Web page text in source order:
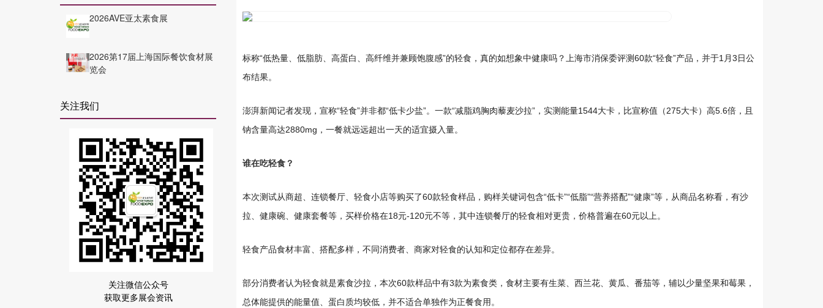
标称“低热量、低脂肪、高蛋白、高纤维并兼顾饱腹感”的轻食，真的如想象中健康吗？上海市消保委评测60款“轻食”产品，并于1月3日公
布结果。
澎湃新闻记者发现，宣称“轻食”并非都“低卡少盐”。一款“减脂鸡胸肉藜麦沙拉”，实测能量1544大卡，比宣称值（275大卡）高5.6倍，且
钠含量高达2880mg，一餐就远远超出一天的适宜摄入量。
谁在吃轻食？
本次测试从商超、连锁餐厅、轻食小店等购买了60款轻食样品，购样关键词包含“低卡”“低脂”“营养搭配”“健康”等，从商品名称看，有沙
拉、健康碗、健康套餐等，买样价格在18元-120元不等，其中连锁餐厅的轻食相对更贵，价格普遍在60元以上。
轻食产品食材丰富、搭配多样，不同消费者、商家对轻食的认知和定位都存在差异。
部分消费者认为轻食就是素食沙拉，本次60款样品中有3款为素食类，食材主要有生菜、西兰花、黄瓜、番茄等，辅以少量坚果和莓果，
总体能提供的能量值、蛋白质均较低，并不适合单独作为正餐食用。
2026AVE亚太素食展
2026第17届上海国际餐饮食材展
览会
关注我们
关注微信公众号
获取更多展会资讯